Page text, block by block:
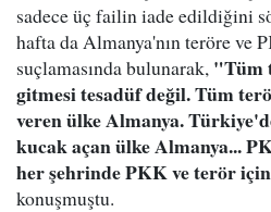
sadece üç failin iade edildiğini
hafta da Almanya'nın teröre ve
suçlamasında bulunarak, "Tüm
gitmesi tesadüf değil. Tüm
veren ülke Almanya.
kucak açan ülke Almanya...
her şehrinde PKK ve terör
konuşmuştu.